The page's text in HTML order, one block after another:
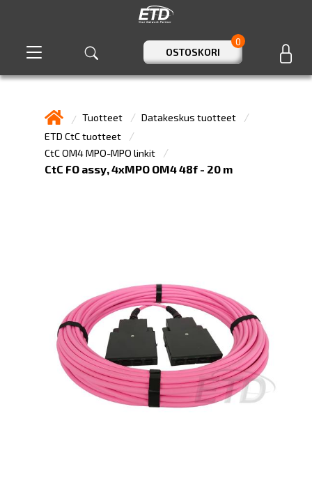
OSTOSKORI
0
Tuotteet
Datakeskus tuotteet
ETD CtC tuotteet
CtC OM4 MPO-MPO linkit
CtC FO assy, 4xMPO OM4 48f - 20 m